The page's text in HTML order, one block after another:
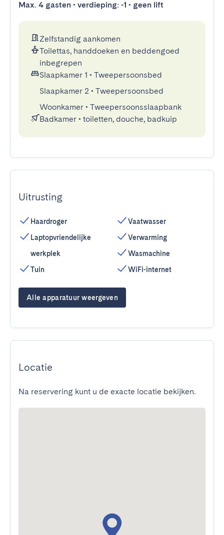
Max. 4 gasten • verdieping: -1 • geen lift
Zelfstandig aankomen
Toilettas, handdoeken en beddengoed
inbegrepen
Slaapkamer 1 • Tweepersoonsbed
Slaapkamer 2 • Tweepersoonsbed
Woonkamer • Tweepersoonsslaapbank
Badkamer • toiletten, douche, badkuip
Uitrusting
Haardroger
Laptopvriendelijke
werkplek
Tuin
Vaatwasser
Verwarming
Wasmachine
WiFi-internet
Alle apparatuur weergeven
Locatie
Na reservering kunt u de exacte locatie bekijken.